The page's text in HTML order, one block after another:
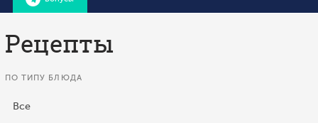
Рецепты
ПО ТИПУ БЛЮДА
Все